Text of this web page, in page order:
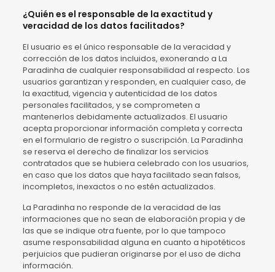
¿Quién es el responsable de la exactitud y
veracidad de los datos facilitados?
El usuario es el único responsable de la veracidad y
corrección de los datos incluidos, exonerando a La
Paradinha de cualquier responsabilidad al respecto. Los
usuarios garantizan y responden, en cualquier caso, de
la exactitud, vigencia y autenticidad de los datos
personales facilitados, y se comprometen a
mantenerlos debidamente actualizados. El usuario
acepta proporcionar información completa y correcta
en el formulario de registro o suscripción. La Paradinha
se reserva el derecho de finalizar los servicios
contratados que se hubiera celebrado con los usuarios,
en caso que los datos que haya facilitado sean falsos,
incompletos, inexactos o no estén actualizados.
La Paradinha no responde de la veracidad de las
informaciones que no sean de elaboración propia y de
las que se indique otra fuente, por lo que tampoco
asume responsabilidad alguna en cuanto a hipotéticos
perjuicios que pudieran originarse por el uso de dicha
información.